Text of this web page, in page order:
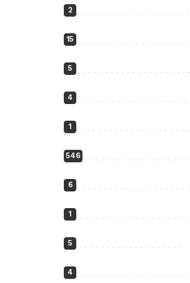
2
15
5
4
1
546
6
1
5
4